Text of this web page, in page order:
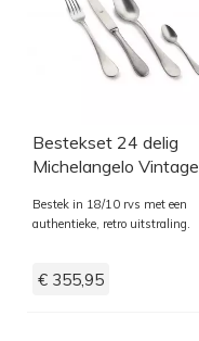
Bestekset 24 delig
Michelangelo Vintage
Bestek in 18/10 rvs met een
authentieke, retro uitstraling.
€ 355,95